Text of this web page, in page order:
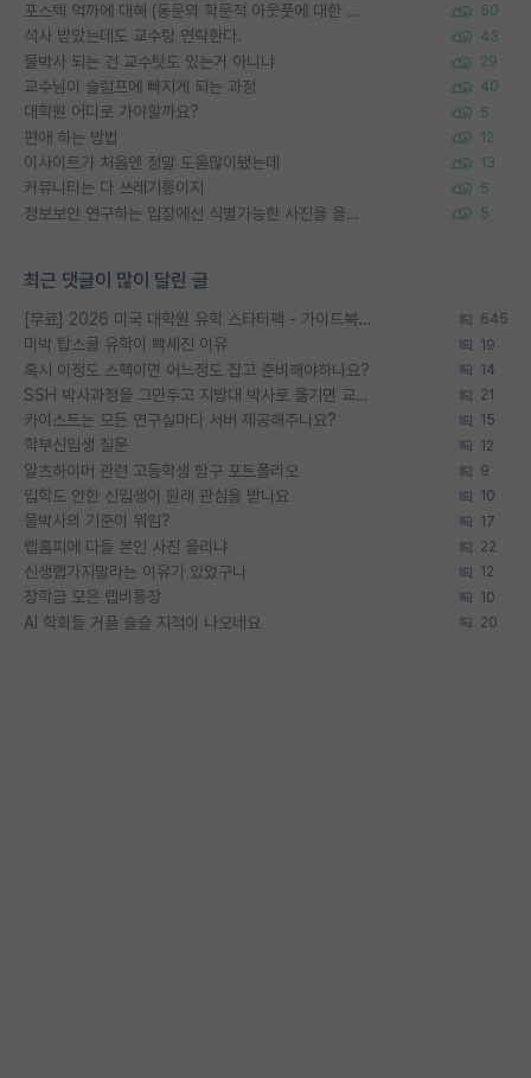
포스텍 억까에 대해 (동문의 학문적 아웃풋에 대한 반박) 50
석사 받았는데도 교수랑 연락한다. 43
물박사 되는 건 교수탓도 있는거 아니냐 29
교수님이 슬럼프에 빠지게 되는 과정 40
대학원 어디로 가야할까요? 5
편애 하는 방법 12
이사이트가 처음엔 정말 도움많이됐는데 13
커뮤니티는 다 쓰레기통이지 5
정보보안 연구하는 입장에선 식별가능한 사진을 올리는건 비추이긴함 5
최근 댓글이 많이 달린 글
[무료] 2026 미국 대학원 유학 스타터팩 - 가이드북 & 합격자 컨택메일 템플릿 645
미박 탑스쿨 유학이 빡세진 이유 19
혹시 이정도 스펙이면 어느정도 잡고 준비해야하나요? 14
SSH 박사과정을 그만두고 지방대 박사로 옮기면 교수의 꿈은 끝일까요? 21
카이스트는 모든 연구실마다 서버 제공해주나요? 15
학부신입생 질문 12
알츠하이머 관련 고등학생 탐구 포트폴리오 9
입학도 안한 신입생이 원래 관심을 받나요 10
물박사의 기준이 뭐임? 17
랩홈피에 다들 본인 사진 올리냐 22
신생랩가지말라는 이유가 있었구나 12
장학금 모은 랩비통장 10
AI 학회들 거품 슬슬 지적이 나오네요 20